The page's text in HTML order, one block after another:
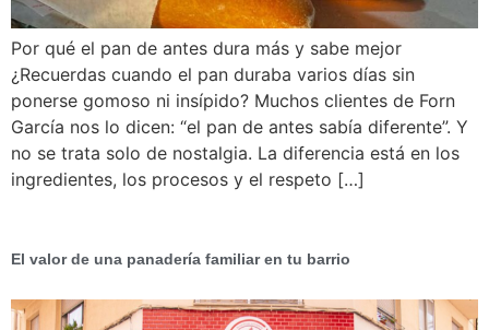
Por qué el pan de antes dura más y sabe mejor
¿Recuerdas cuando el pan duraba varios días sin
ponerse gomoso ni insípido? Muchos clientes de Forn
García nos lo dicen: “el pan de antes sabía diferente”. Y
no se trata solo de nostalgia. La diferencia está en los
ingredientes, los procesos y el respeto […]
El valor de una panadería familiar en tu barrio